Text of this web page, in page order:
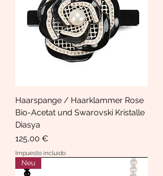
Haarspange / Haarklammer Rose
Bio-Acetat und Swarovski Kristalle
Diasya
Precio
125,00 €
Impuesto incluido
Neu